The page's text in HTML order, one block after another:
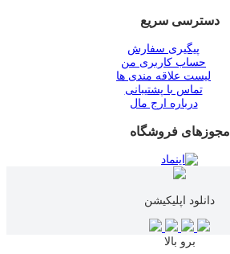
دسترسی سریع
پیگیری سفارش
حساب کاربری من
لیست علاقه مندی ها
تماس با پشتیبانی
درباره ارج مال
مجوزهای فروشگاه
دانلود اپلیکیشن
برو بالا